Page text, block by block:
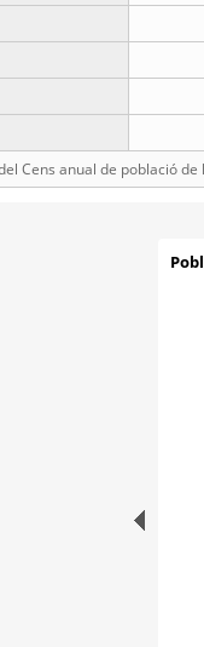
Cens anual de població de